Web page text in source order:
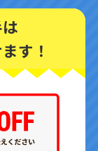
す！